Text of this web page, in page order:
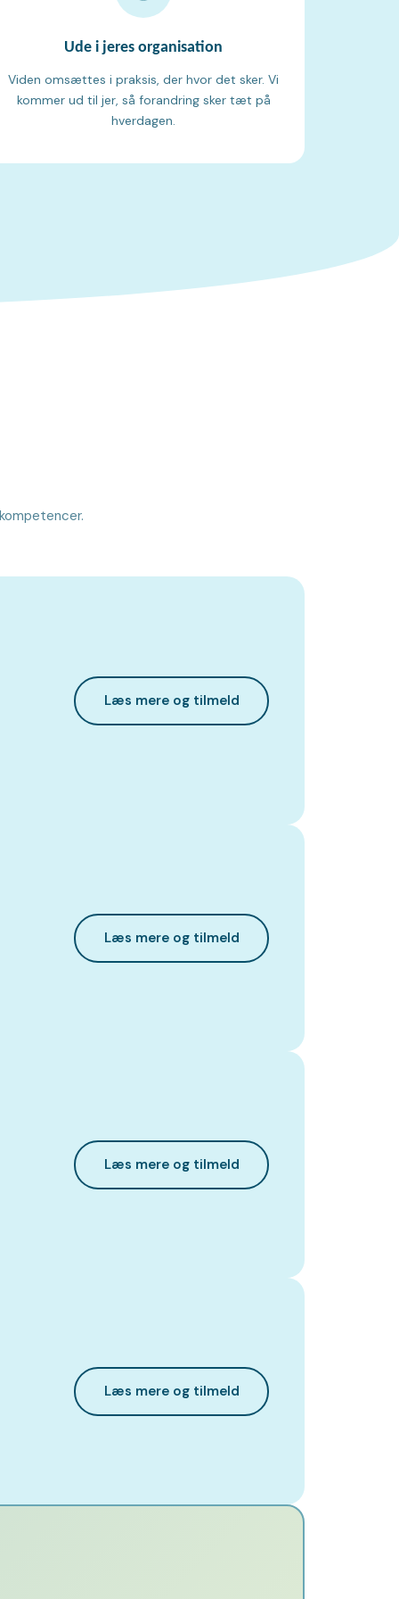
Ude i jeres organisation
Viden omsættes i praksis, der hvor det sker. Vi
kommer ud til jer, så forandring sker tæt på
hverdagen.
Læs mere og tilmeld
Læs mere og tilmeld
Læs mere og tilmeld
Læs mere og tilmeld